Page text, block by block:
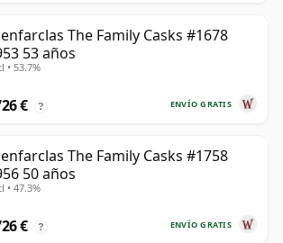
The Family Casks #1678
53 años
• 53.7%
ENVÍO GRATIS
€ ?
The Family Casks #1758
50 años
• 47.3%
ENVÍO GRATIS
€ ?